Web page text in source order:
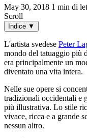
May 30, 2018 1 min di
Scroll
Indice ▼
L'artista svedese Peter
mondo del tatuaggio più
era principalmente un
diventato una vita intera.
Nelle sue opere si
tradizionali occidentali e
più illustrativa. Lo stile
vivace, ricca e a grande
nessun altro.